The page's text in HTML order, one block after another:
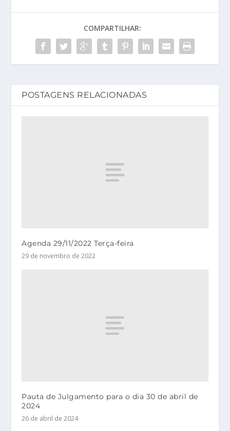
COMPARTILHAR:
POSTAGENS RELACIONADAS
Agenda 29/11/2022 Terça-feira
29 de novembro de 2022
Pauta de Julgamento para o dia 30 de abril de
2024
26 de abril de 2024